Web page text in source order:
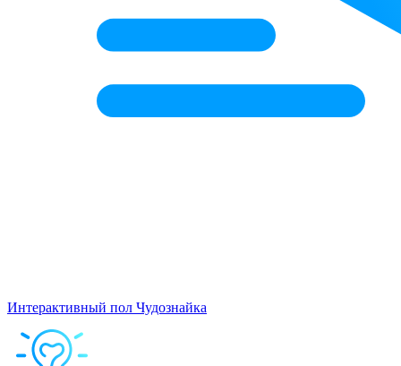
Интерактивный пол Чудознайка